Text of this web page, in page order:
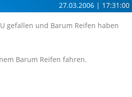
27.03.2006 | 17:31:00
gefallen und Barum Reifen haben
Barum Reifen fahren.